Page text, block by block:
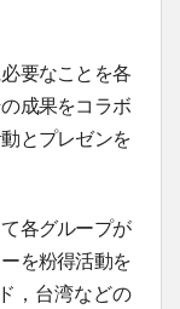
要なことを各
成果をコラボ
とプレゼンを
各グループが
を粉得活動を
，台湾などの